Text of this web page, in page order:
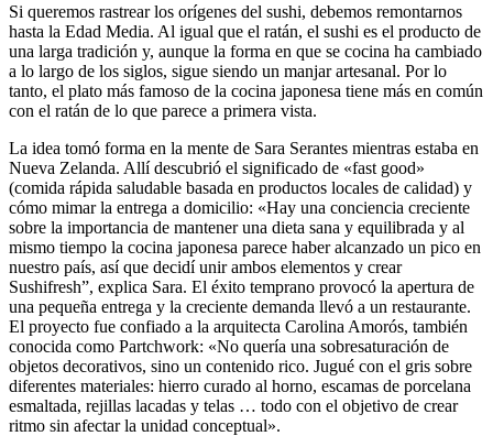
Si queremos rastrear los orígenes del sushi, debemos remontarnos
hasta la Edad Media. Al igual que el ratán, el sushi es el producto de
una larga tradición y, aunque la forma en que se cocina ha cambiado
a lo largo de los siglos, sigue siendo un manjar artesanal. Por lo
tanto, el plato más famoso de la cocina japonesa tiene más en común
con el ratán de lo que parece a primera vista.
La idea tomó forma en la mente de Sara Serantes mientras estaba en
Nueva Zelanda. Allí descubrió el significado de «fast good»
(comida rápida saludable basada en productos locales de calidad) y
cómo mimar la entrega a domicilio: «Hay una conciencia creciente
sobre la importancia de mantener una dieta sana y equilibrada y al
mismo tiempo la cocina japonesa parece haber alcanzado un pico en
nuestro país, así que decidí unir ambos elementos y crear
Sushifresh”, explica Sara. El éxito temprano provocó la apertura de
una pequeña entrega y la creciente demanda llevó a un restaurante.
El proyecto fue confiado a la arquitecta Carolina Amorós, también
conocida como Partchwork: «No quería una sobresaturación de
objetos decorativos, sino un contenido rico. Jugué con el gris sobre
diferentes materiales: hierro curado al horno, escamas de porcelana
esmaltada, rejillas lacadas y telas … todo con el objetivo de crear
ritmo sin afectar la unidad conceptual».